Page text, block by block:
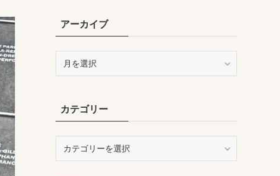
アーカイブ
ブカテゴリー